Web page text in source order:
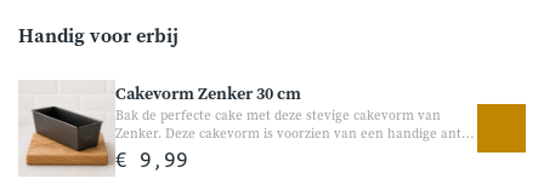
Handig voor erbij
Cakevorm Zenker 30 cm
Bak de perfecte cake met deze stevige cakevorm van
Zenker. Deze cakevorm is voorzien van een handige anti-
aanbaklaag waardoor uw cake eenvoudig uit de vorm
loskomt. Dankzij de goede warmteverdeling bakt uw cake
€ 9,99